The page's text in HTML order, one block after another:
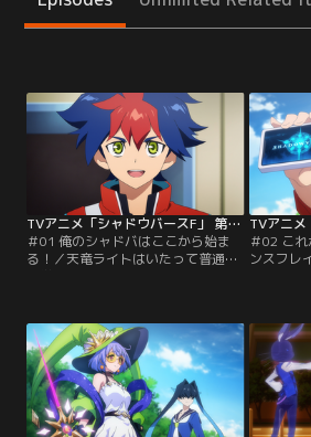
TVアニメ「シャドウバースF」 第01話
＃01 俺のシャドバはここから始ま
る！／天竜ライトはいたって普通の
「シャドバ」の初心者であるライト
は、クラスメイトの真壁スバルに相
談し、「シャドバを本気でやるため
に」シャドバをやる部活「シャドバ
部」への入部を決める。そして、ラ
イトは…。
＃02 こ
ンスフレ
るあまり
う。授業
れると、
る。彼女
長・美鬼